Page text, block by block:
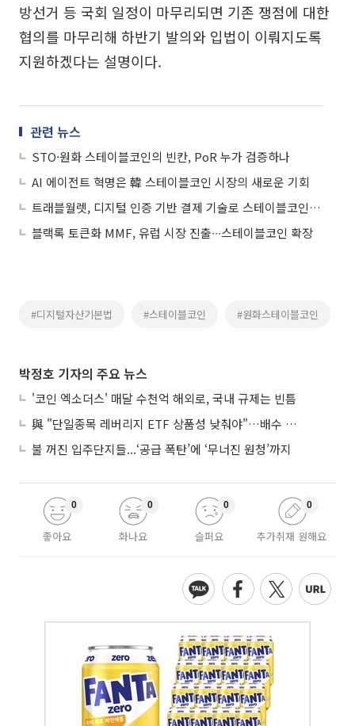
방선거 등 국회 일정이 마무리되면 기존 쟁점에 대한
협의를 마무리해 하반기 발의와 입법이 이뤄지도록
지원하겠다는 설명이다.
관련 뉴스
STO·원화 스테이블코인의 빈칸, PoR 누가 검증하나
AI 에이전트 혁명은 韓 스테이블코인 시장의 새로운 기회
트래블월렛, 디지털 인증 기반 결제 기술로 스테이블코인 활용 준비
블랙록 토큰화 MMF, 유럽 시장 진출∙∙∙스테이블코인 확장
#디지털자산기본법 #스테이블코인 #원화스테이블코인
박정호 기자의 주요 뉴스
'코인 엑소더스' 매달 수천억 해외로, 국내 규제는 빈틈
與 "단일종목 레버리지 ETF 상품성 낮춰야"…배수 조정안도 거론
불 꺼진 입주단지들...‘공급 폭탄’에 ‘무너진 원청’까지
좋아요
0
화나요
0
슬퍼요
0
추가취재 원해요
0